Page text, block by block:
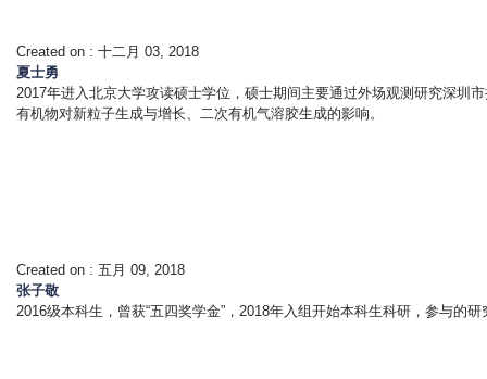
Created on : 十二月 03, 2018
夏士勇
2017年进入北京大学攻读硕士学位，硕士期间主要通过外场观测研究深圳
有机物对新粒子生成与增长、二次有机气溶胶生成的影响。
Created on : 五月 09, 2018
张子敬
2016级本科生，曾获“五四奖学金”，2018年入组开始本科生科研，参与的